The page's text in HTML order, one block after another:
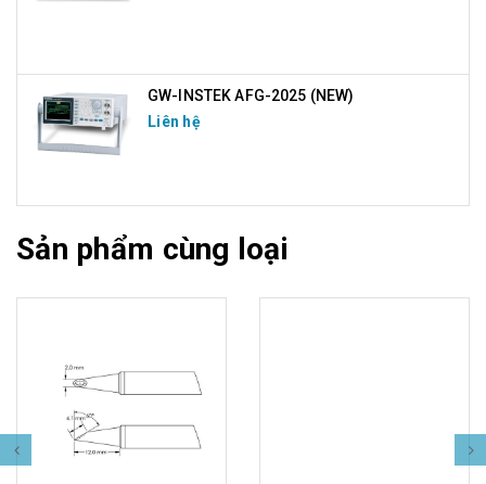
GW-INSTEK AFG-2025 (NEW)
Liên hệ
Sản phẩm cùng loại